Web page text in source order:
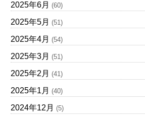
2025年6月 (60)
2025年5月 (51)
2025年4月 (54)
2025年3月 (51)
2025年2月 (41)
2025年1月 (40)
2024年12月 (5)